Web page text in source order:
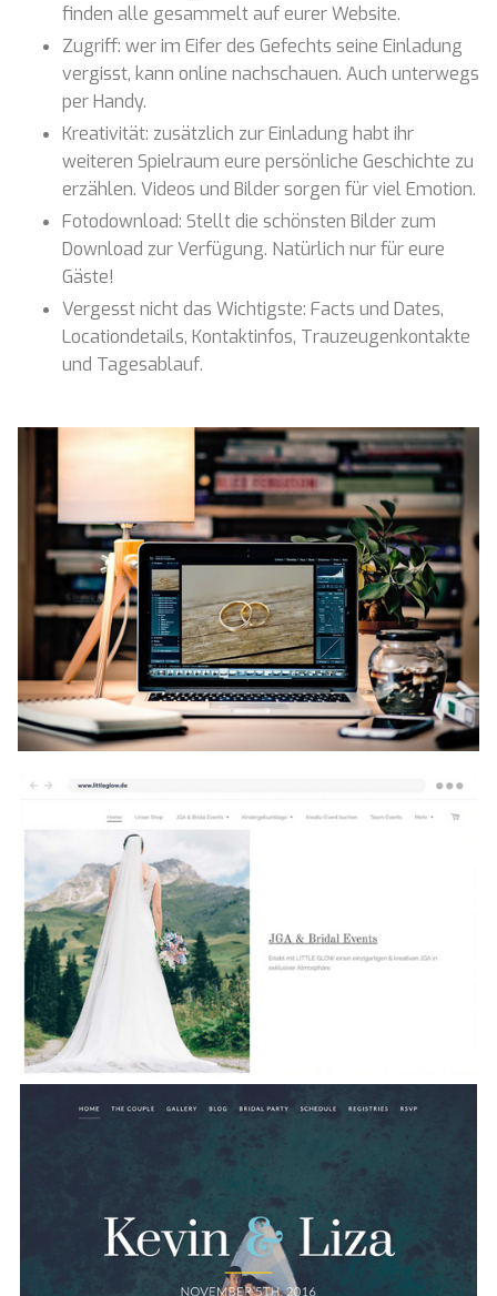
finden alle gesammelt auf eurer Website.
Zugriff: wer im Eifer des Gefechts seine Einladung
vergisst, kann online nachschauen. Auch unterwegs
per Handy.
Kreativität: zusätzlich zur Einladung habt ihr
weiteren Spielraum eure persönliche Geschichte zu
erzählen. Videos und Bilder sorgen für viel Emotion.
Fotodownload: Stellt die schönsten Bilder zum
Download zur Verfügung. Natürlich nur für eure
Gäste!
Vergesst nicht das Wichtigste: Facts und Dates,
Locationdetails, Kontaktinfos, Trauzeugenkontakte
und Tagesablauf.